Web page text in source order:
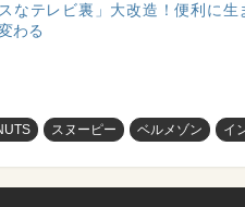
スなテレビ裏」大改造！便利に生
わる
スヌーピー ベルメゾン イ